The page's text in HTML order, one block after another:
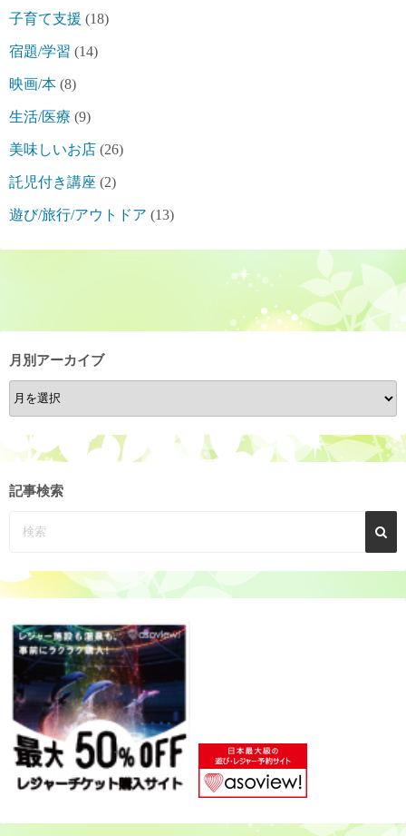
子育て支援 (18)
宿題/学習 (14)
映画/本 (8)
生活/医療 (9)
美味しいお店 (26)
託児付き講座 (2)
遊び/旅行/アウトドア (13)
月別アーカイブ
月
別
ー
カ
記事検索